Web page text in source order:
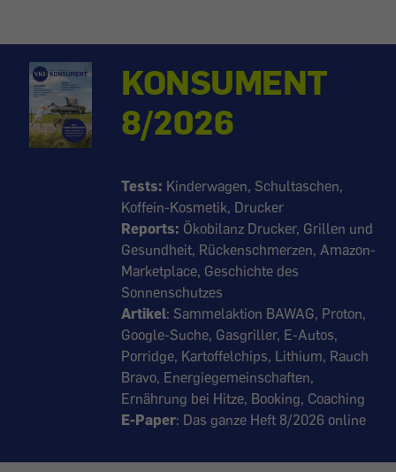
KONSUMENT
8/2026
Tests: Kinderwagen, Schultaschen,
Koffein-Kosmetik, Drucker
Reports: Ökobilanz Drucker, Grillen und
Gesundheit, Rückenschmerzen, Amazon-
Marketplace, Geschichte des
Sonnenschutzes
Artikel: Sammelaktion BAWAG, Proton,
Google-Suche, Gasgriller, E-Autos,
Porridge, Kartoffelchips, Lithium, Rauch
Bravo, Energiegemeinschaften,
Ernährung bei Hitze, Booking, Coaching
E-Paper: Das ganze Heft 8/2026 online